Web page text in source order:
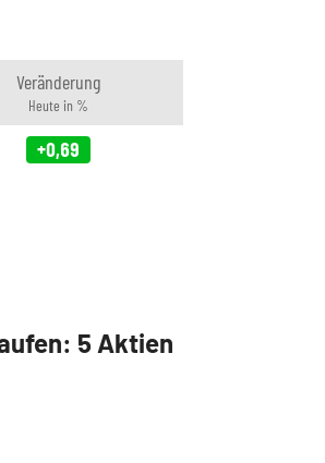
Veränderung
Heute in %
+0,69
5 Aktien